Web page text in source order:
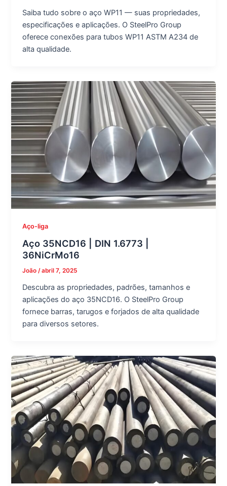
Saiba tudo sobre o aço WP11 — suas propriedades,
especificações e aplicações. O SteelPro Group
oferece conexões para tubos WP11 ASTM A234 de
alta qualidade.
Aço-liga
Aço 35NCD16 | DIN 1.6773 |
36NiCrMo16
João/abril 7, 2025
Descubra as propriedades, padrões, tamanhos e
aplicações do aço 35NCD16. O SteelPro Group
fornece barras, tarugos e forjados de alta qualidade
para diversos setores.